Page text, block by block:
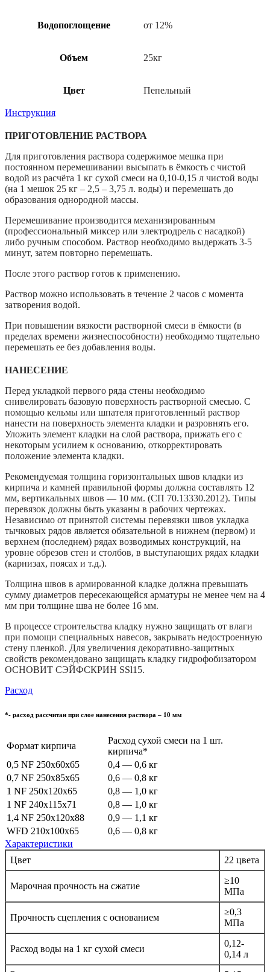
Водопоглощение от 12%
Объем 25кг
Цвет Пепельный
Инструкция
ПРИГОТОВЛЕНИЕ РАСТВОРА
Для приготовления раствора содержимое мешка при
постоянном перемешивании высыпать в ёмкость с чистой
водой из расчёта 1 кг сухой смеси на 0,10-0,15 л чистой воды
(на 1 мешок 25 кг – 2,5 – 3,75 л. воды) и перемешать до
образования однородной массы.
Перемешивание производится механизированным
(профессиональный миксер или электродрель с насадкой)
либо ручным способом. Раствор необходимо выдержать 3-5
минут, затем повторно перемешать.
После этого раствор готов к применению.
Раствор можно использовать в течение 2 часов с момента
затворения водой.
При повышении вязкости растворной смеси в ёмкости (в
пределах времени жизнеспособности) необходимо тщательно
перемешать ее без добавления воды.
НАНЕСЕНИЕ
Перед укладкой первого ряда стены необходимо
снивелировать базовую поверхность растворной смесью. С
помощью кельмы или шпателя приготовленный раствор
нанести на поверхность элемента кладки и разровнять его.
Уложить элемент кладки на слой раствора, прижать его с
некоторым усилием к основанию, откорректировать
положение элемента кладки.
Рекомендуемая толщина горизонтальных швов кладки из
кирпича и камней правильной формы должна составлять 12
мм, вертикальных швов — 10 мм. (СП 70.13330.2012). Типы
перевязок должны быть указаны в рабочих чертежах.
Независимо от принятой системы перевязки швов укладка
тычковых рядов является обязательной в нижнем (первом) и
верхнем (последнем) рядах возводимых конструкций, на
уровне обрезов стен и столбов, в выступающих рядах кладки
(карнизах, поясах и т.д.).
Толщина швов в армированной кладке должна превышать
сумму диаметров пересекающейся арматуры не менее чем на 4
мм при толщине шва не более 16 мм.
В процессе строительства кладку нужно защищать от влаги
при помощи специальных навесов, закрывать недостроенную
стену пленкой. Для увеличения декоративно-защитных
свойств рекомендовано защищать кладку гидрофобизатором
ОСНОВИТ СЭЙФСКРИН SSl15.
Расход
*- расход рассчитан при слое нанесения раствора – 10 мм
Формат кирпича
Расход сухой смеси на 1 шт.
кирпича*
0,5 NF 250x60x65
0,4 — 0,6 кг
0,7 NF 250x85x65
0,6 — 0,8 кг
1 NF 250x120x65
0,8 — 1,0 кг
1 NF 240x115x71
0,8 — 1,0 кг
1,4 NF 250x120x88
0,9 — 1,1 кг
WFD 210x100x65
0,6 — 0,8 кг
Характеристики
Цвет
22 цвета
Марочная прочность на сжатие
≥10
МПа
Прочность сцепления с основанием
≥0,3
МПа
Расход воды на 1 кг сухой смеси
0,12-
0,14 л